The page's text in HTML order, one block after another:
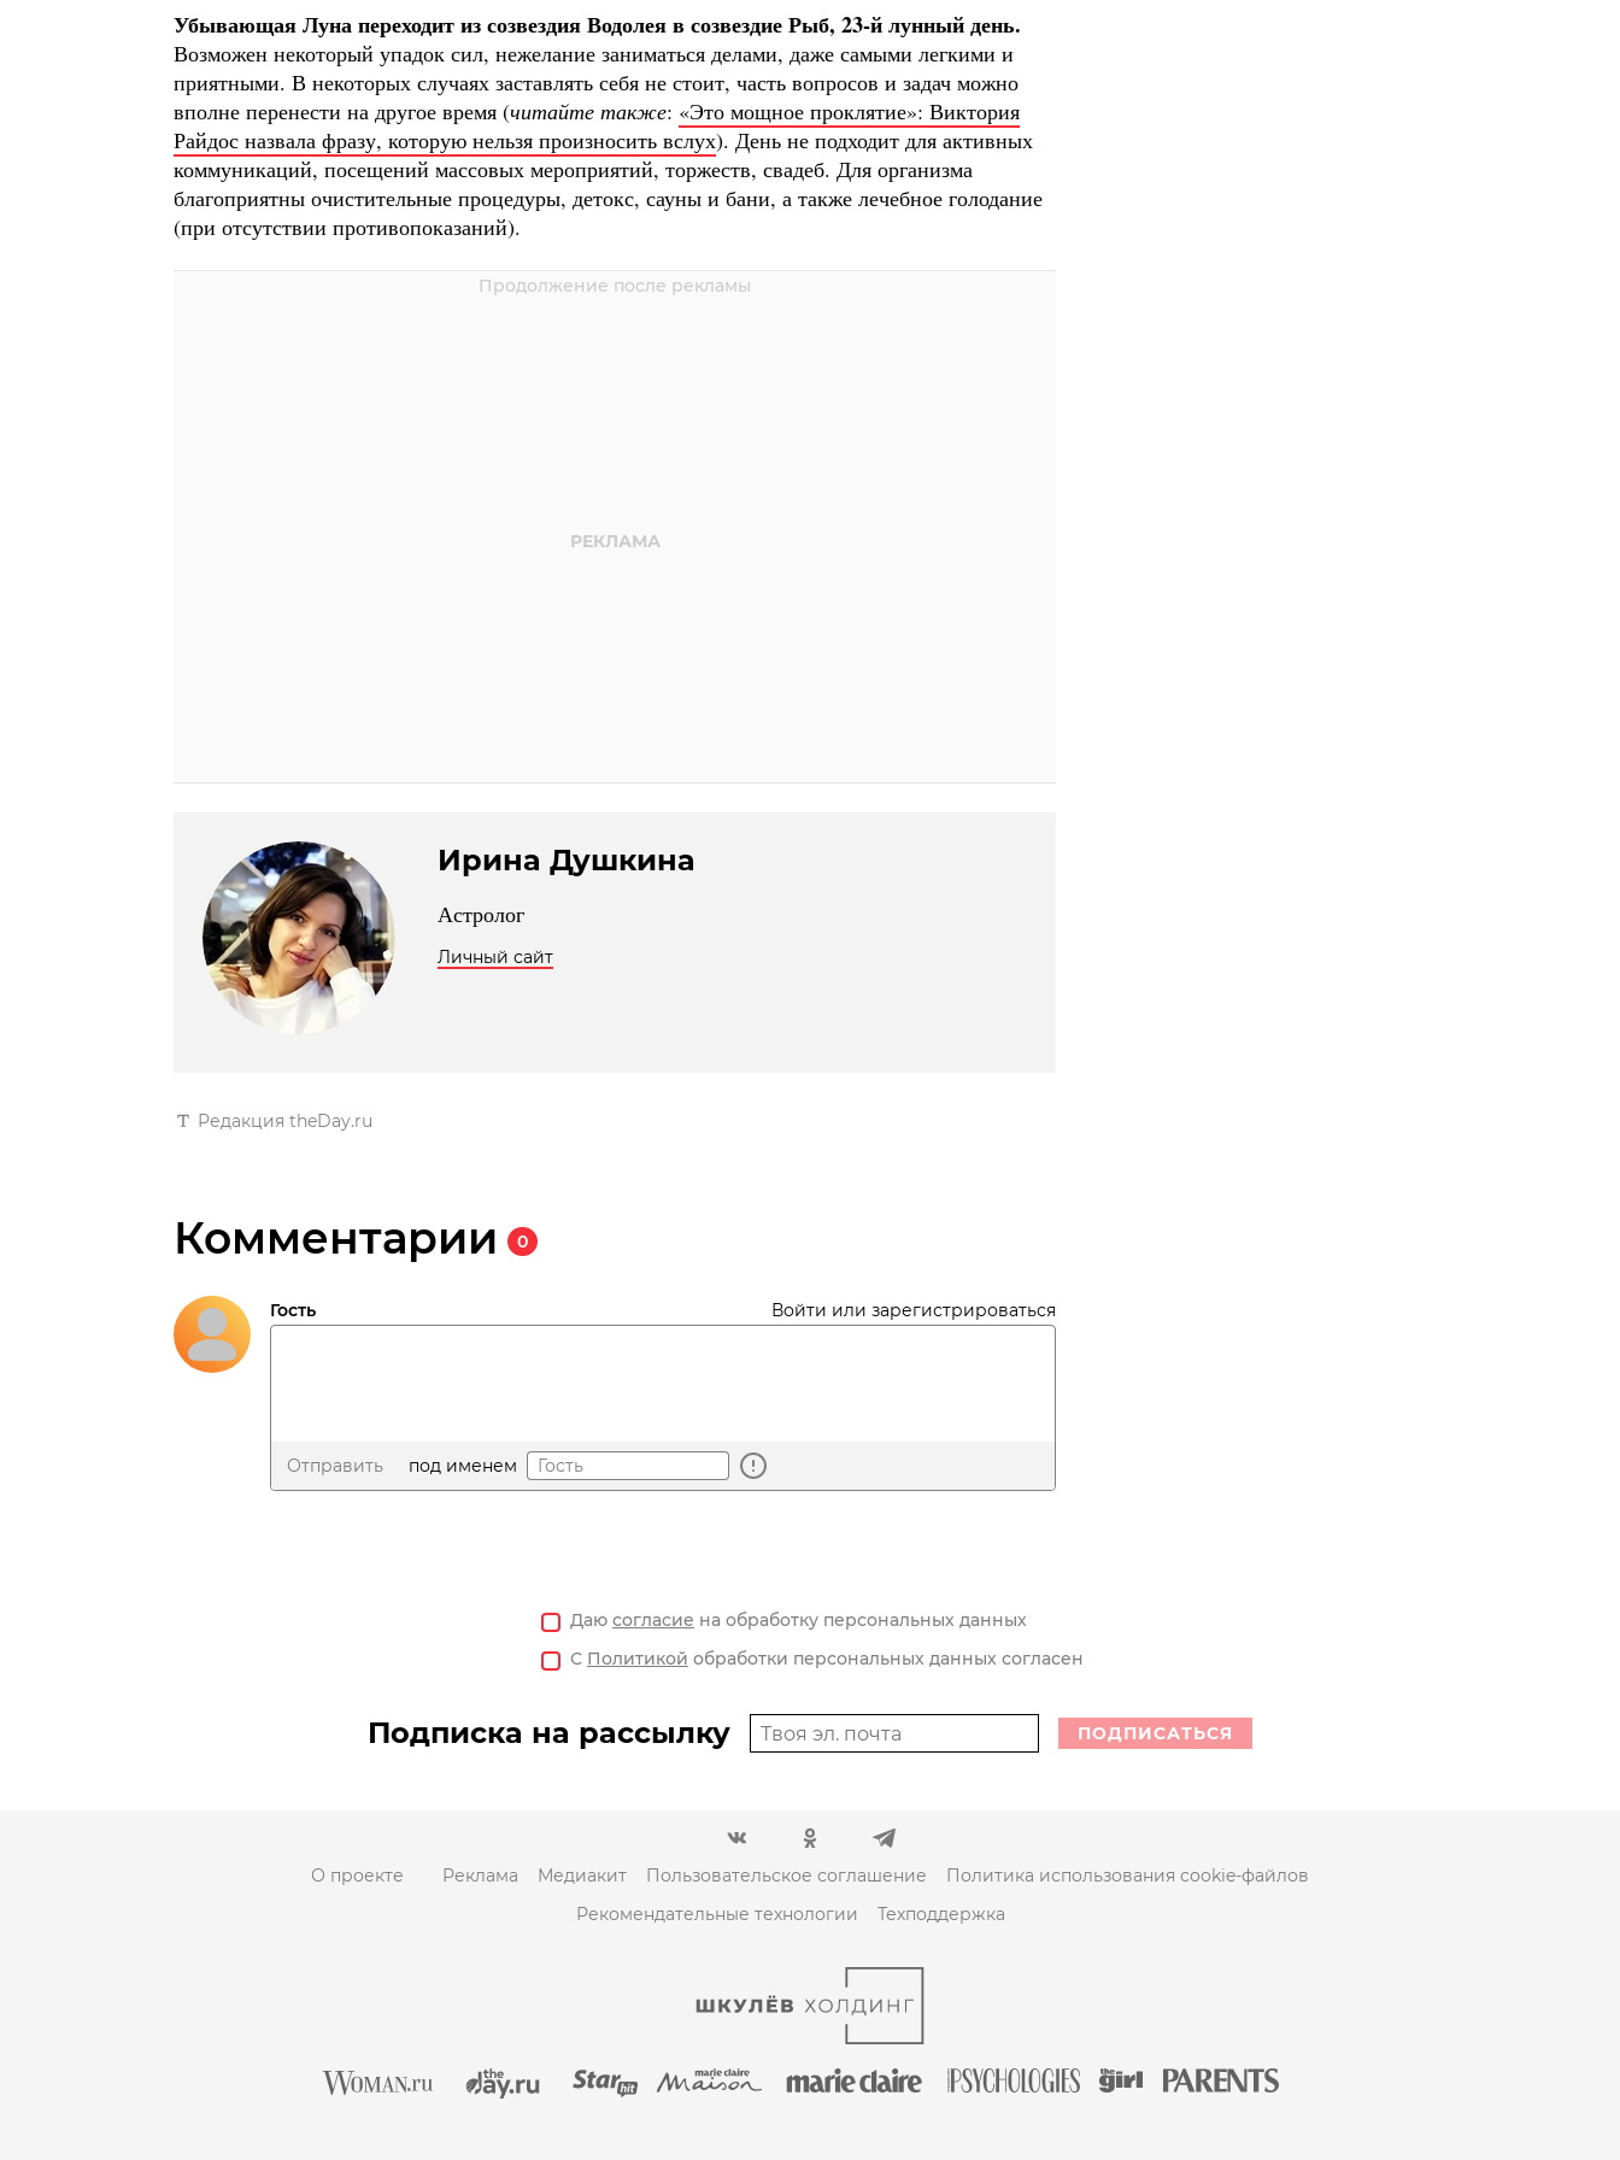
Убывающая Луна переходит из созвездия Водолея в созвездие Рыб, 23-й лунный день.
Возможен некоторый упадок сил, нежелание заниматься делами, даже самыми легкими и
приятными. В некоторых случаях заставлять себя не стоит, часть вопросов и задач можно
вполне перенести на другое время (читайте также: «Это мощное проклятие»: Виктория
Райдос назвала фразу, которую нельзя произносить вслух). День не подходит для активных
коммуникаций, посещений массовых мероприятий, торжеств, свадеб. Для организма
благоприятны очистительные процедуры, детокс, сауны и бани, а также лечебное голодание
(при отсутствии противопоказаний).
Ирина Душкина
Астролог
Личный сайт
Редакция theDay.ru
Комментарии 0
Гость Войти или зарегистрироваться
Отправить под именем
Даю согласие на обработку персональных данных
С Политикой обработки персональных данных согласен
Подписка на рассылку ПОДПИСАТЬСЯ
О проекте Реклама Медиакит Пользовательское соглашение
Политика использования cookie-файлов
Рекомендательные технологии
Техподдержка